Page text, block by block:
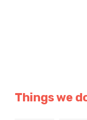
Things we